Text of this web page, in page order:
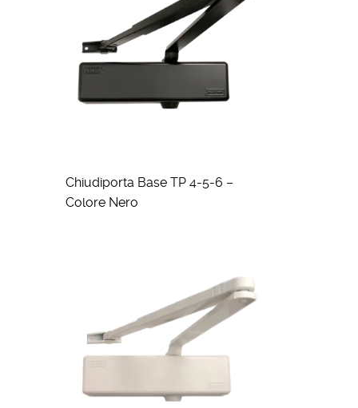
Chiudiporta Base TP 4-5-6 –
Colore Nero